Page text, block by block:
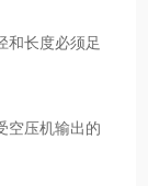
和长度必须足
空压机输出的